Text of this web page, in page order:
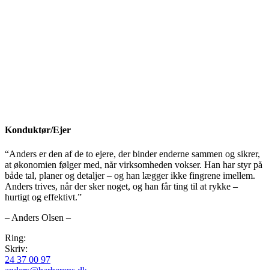
Konduktør/Ejer
“Anders er den af de to ejere, der binder enderne sammen og sikrer,
at økonomien følger med, når virksomheden vokser. Han har styr på
både tal, planer og detaljer – og han lægger ikke fingrene imellem.
Anders trives, når der sker noget, og han får ting til at rykke –
hurtigt og effektivt.”
– Anders Olsen –
Ring:
Skriv:
24 37 00 97​